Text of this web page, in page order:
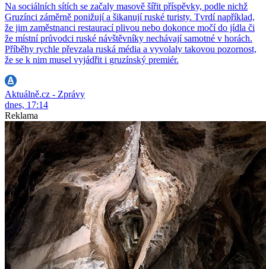
Na sociálních sítích se začaly masově šířit příspěvky, podle nichž
Gruzínci záměrně ponižují a šikanují ruské turisty. Tvrdí například,
že jim zaměstnanci restaurací plivou nebo dokonce močí do jídla či
že místní průvodci ruské návštěvníky nechávají samotné v horách.
Příběhy rychle převzala ruská média a vyvolaly takovou pozornost,
že se k nim musel vyjádřit i gruzínský premiér.
Aktuálně.cz - Zprávy
dnes, 17:14
Reklama